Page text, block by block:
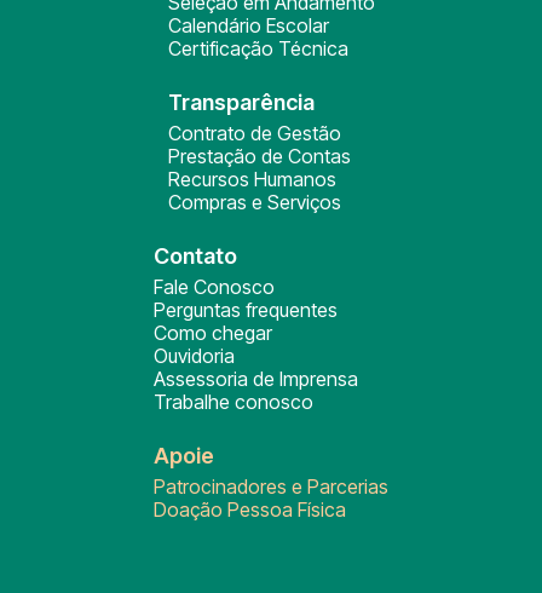
Calendário Escolar
Certificação Técnica
Transparência
Contrato de Gestão
Prestação de Contas
Recursos Humanos
Compras e Serviços
Contato
Fale Conosco
Perguntas frequentes
Como chegar
Ouvidoria
Assessoria de Imprensa
Trabalhe conosco
Apoie
Patrocinadores e Parcerias
Doação Pessoa Física